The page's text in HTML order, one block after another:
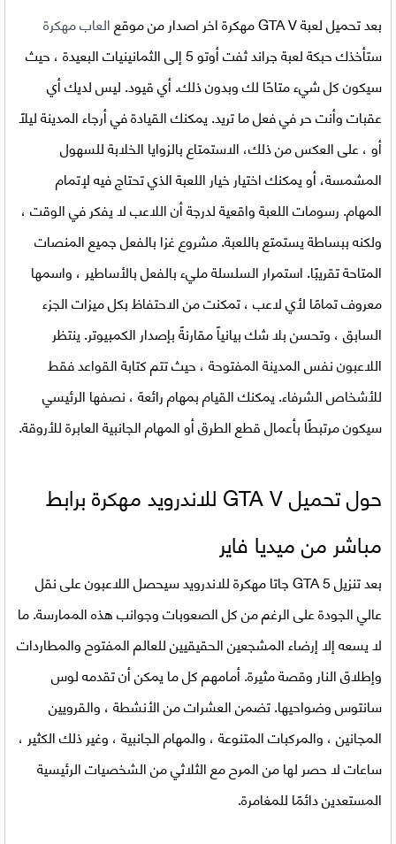
بعدتحميل لعبة GTA V مهكرة اخر اصدار من موقعالعاب مهكرة
ستأخذك حبكة لعبة جراند ثفت أوتو 5 إلى الثمانينيات البعيدة ، حيث
سيكون كل شيء متاحًا لك وبدون ذلك. أي قيود. ليس لديك أي
عقبات وأنت حر في فعل ما تريد. يمكنك القيادة في أرجاء المدينة ليلاً
أو ، على العكس من ذلك، الاستمتاع بالزوايا الخلابة للسهول
المشمسة، أو يمكنك اختيار خيار اللعبة الذي تحتاج فيه لإتمام
المهام. رسومات اللعبة واقعية لدرجة أن اللاعب لا يفكر في الوقت ،
ولكنه ببساطة يستمتع باللعبة. مشروع غزا بالفعل جميع المنصات
المتاحة تقريبًا. استمرار السلسلة مليء بالفعل بالأساطير ، واسمها
معروف تمامًا لأي لاعب ، تمكنت من الاحتفاظ بكل ميزات الجزء
السابق ، وتحسن بلا شك بيانياً مقارنةً بإصدار الكمبيوتر. ينتظر
اللاعبون نفس المدينة المفتوحة ، حيث تتم كتابة القواعد فقط
للأشخاص الشرفاء. يمكنك القيام بمهام رائعة ، نصفها الرئيسي
سيكون مرتبطًا بأعمال قطع الطرق أو المهام الجانبية العابرة للأروقة.
حول تحميل GTA V للاندرويد مهكرة برابط
مباشر من ميديا فاير
بعد تنزيل GTA 5 جاتا مهكرة للاندرويد سيحصل اللاعبون على نقل
عالي الجودة على الرغم من كل الصعوبات وجوانب هذه الممارسة. ما
لا يسعه إلا إرضاء المشجعين الحقيقيين للعالم المفتوح والمطاردات
وإطلاق النار وقصة مثيرة. أمامهم كل ما يمكن أن تقدمه لوس
سانتوس وضواحيها. تضمن العشرات من الأنشطة ، والقرويين
المجانين ، والمركبات المتنوعة ، والمهام الجانبية ، وغير ذلك الكثير ،
ساعات لا حصر لها من المرح مع الثلاثي من الشخصيات الرئيسية
المستعدين دائمًا للمغامرة.